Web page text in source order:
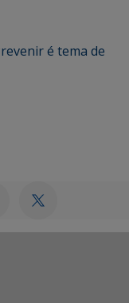
é tema de